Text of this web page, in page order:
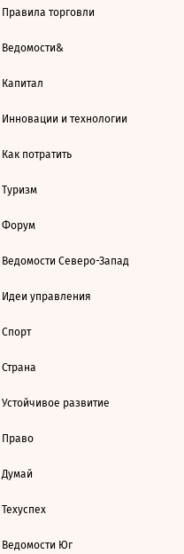
Правила торговли
Ведомости&
Капитал
Инновации и технологии
Как потратить
Туризм
Форум
Ведомости Северо-Запад
Идеи управления
Спорт
Страна
Устойчивое развитие
Право
Думай
Техуспех
Ведомости Юг